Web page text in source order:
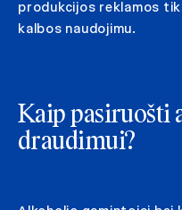
produkcijos reklamos
kalbos naudojimu.
Kaip pasiruošti
draudimui?